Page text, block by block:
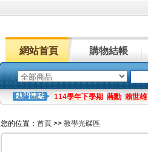
網站首頁 購物結帳
114學年下學期 蔣勳 賴世雄
您的位置： 首頁 >> 教學光碟區